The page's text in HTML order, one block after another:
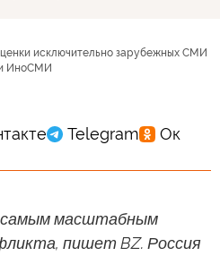
исключительно зарубежных СМИ
ИноСМИ
самым масштабным
пишет BZ. Россия